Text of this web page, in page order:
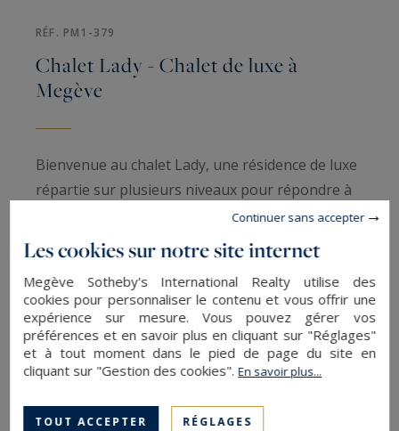
RÉF. PM1-379
Chalet Lady - Chalet de luxe à
Megève
Bienvenue au chalet Lady, une résidence de luxe
répartie sur plusieurs niveaux pour répondre à
tous vos besoins et vous offrir un séjour
inoubliable.
NIVEAU 1
En montant au premier étage, vous trouverez un
coin bureau pour ceux qui souhaitent combiner
travail et détente. À côté, un coin salon
de vous détendre en regardant vos émissions
Les cookies sur notre site internet
Megève Sotheby's International Realty utilise des
cookies pour personnaliser le contenu et vous offrir une
expérience sur mesure. Vous pouvez gérer vos
préférences et en savoir plus en cliquant sur "Réglages"
et à tout moment dans le pied de page du site en
cliquant sur "Gestion des cookies".En savoir plus...
TOUT ACCEPTER RÉGLAGES
Continuer sans accepter